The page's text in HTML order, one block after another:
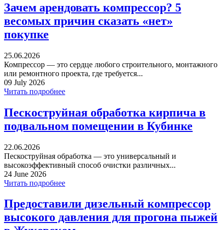
Зачем арендовать компрессор? 5
весомых причин сказать «нет»
покупке
25.06.2026
Компрессор — это сердце любого строительного, монтажного
или ремонтного проекта, где требуется...
09 July 2026
Читать подробнее
Пескоструйная обработка кирпича в
подвальном помещении в Кубинке
22.06.2026
Пескоструйная обработка — это универсальный и
высокоэффективный способ очистки различных...
24 June 2026
Читать подробнее
Предоставили дизельный компрессор
высокого давления для прогона пыжей